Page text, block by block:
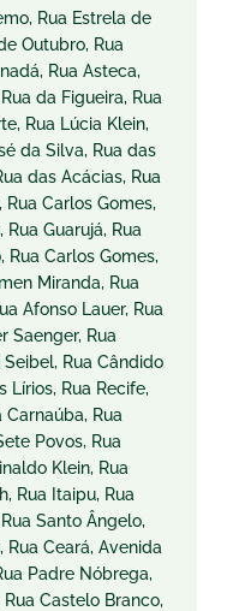
Rua Estrela de
Outubro, Rua
Rua Asteca,
da Figueira, Rua
Rua Lúcia Klein,
da Silva, Rua das
das Acácias, Rua
Carlos Gomes,
Guarujá, Rua
Carlos Gomes,
Miranda, Rua
Afonso Lauer, Rua
Saenger, Rua
Rua Cândido
Lírios, Rua Recife,
Carnaúba, Rua
Povos, Rua
Klein, Rua
Rua Itaipu, Rua
Santo Ângelo,
Rua Ceará, Avenida
Padre Nóbrega,
Castelo Branco,